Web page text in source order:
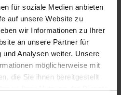
für soziale Medien anbieten
auf unsere Website zu
wir Informationen zu Ihrer
an unsere Partner für
Analysen weiter. Unsere
möglicherweise mit
die Sie ihnen bereitgestellt